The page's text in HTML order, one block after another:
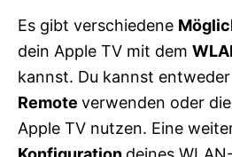
Es gibt verschiedene
dein Apple TV mit dem
kannst. Du kannst
Remote verwenden oder
Apple TV nutzen. Eine